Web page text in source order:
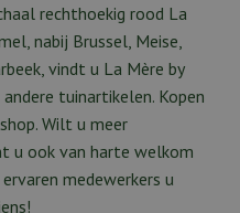
rechthoekig rood La
nabij Brussel, Meise,
vindt u La Mère by
tuinartikelen. Kopen
Wilt u meer
u ook van harte welkom
medewerkers u